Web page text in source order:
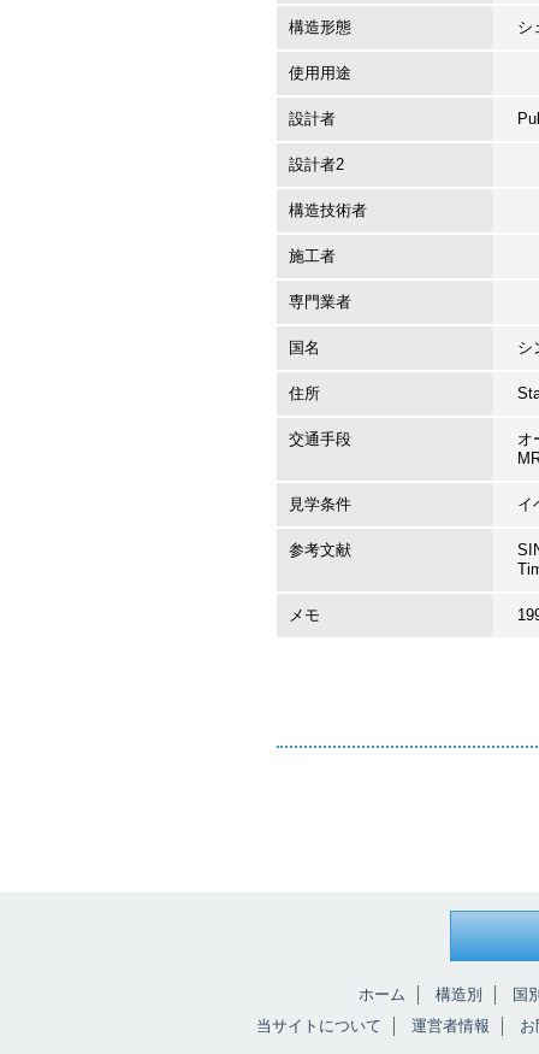
構造形態 シ
使用用途
設計者
設計者2
構造技術者
施工者
専門業者
国名 シ
住所
交通手段
オ
見学条件 イ
参考文献
メモ
ホーム 構造別
国
当サイトについて
運営者情報